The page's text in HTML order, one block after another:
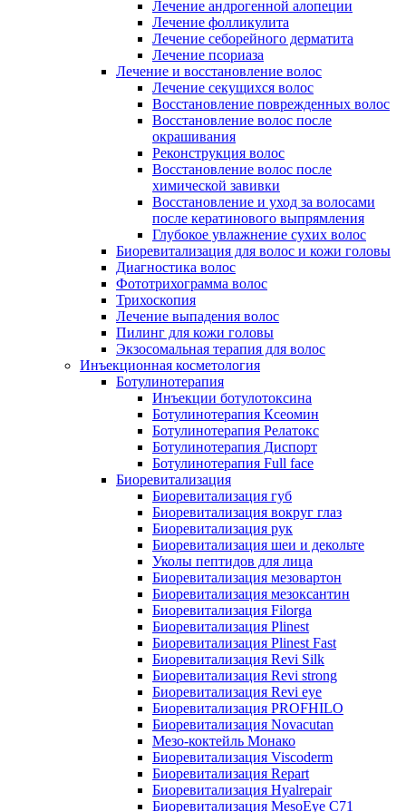
Лечение андрогенной алопеции
Лечение фолликулита
Лечение себорейного дерматита
Лечение псориаза
Лечение и восстановление волос
Лечение секущихся волос
Восстановление поврежденных волос
Восстановление волос после
окрашивания
Реконструкция волос
Восстановление волос после
химической завивки
Восстановление и уход за волосами
после кератинового выпрямления
Глубокое увлажнение сухих волос
Биоревитализация для волос и кожи головы
Диагностика волос
Фототрихограмма волос
Трихоскопия
Лечение выпадения волос
Пилинг для кожи головы
Экзосомальная терапия для волос
Инъекционная косметология
Ботулинотерапия
Инъекции ботулотоксина
Ботулинотерапия Ксеомин
Ботулинотерапия Релатокс
Ботулинотерапия Диспорт
Ботулинотерапия Full face
Биоревитализация
Биоревитализация губ
Биоревитализация вокруг глаз
Биоревитализация рук
Биоревитализация шеи и декольте
Уколы пептидов для лица
Биоревитализация мезовартон
Биоревитализация мезоксантин
Биоревитализация Filorga
Биоревитализация Plinest
Биоревитализация Plinest Fast
Биоревитализация Revi Silk
Биоревитализация Revi strong
Биоревитализация Revi eye
Биоревитализация PROFHILO
Биоревитализация Novacutan
Мезо-коктейль Монако
Биоревитализация Viscoderm
Биоревитализация Repart
Биоревитализация Hyalrepair
Биоревитализация MesoEye C71